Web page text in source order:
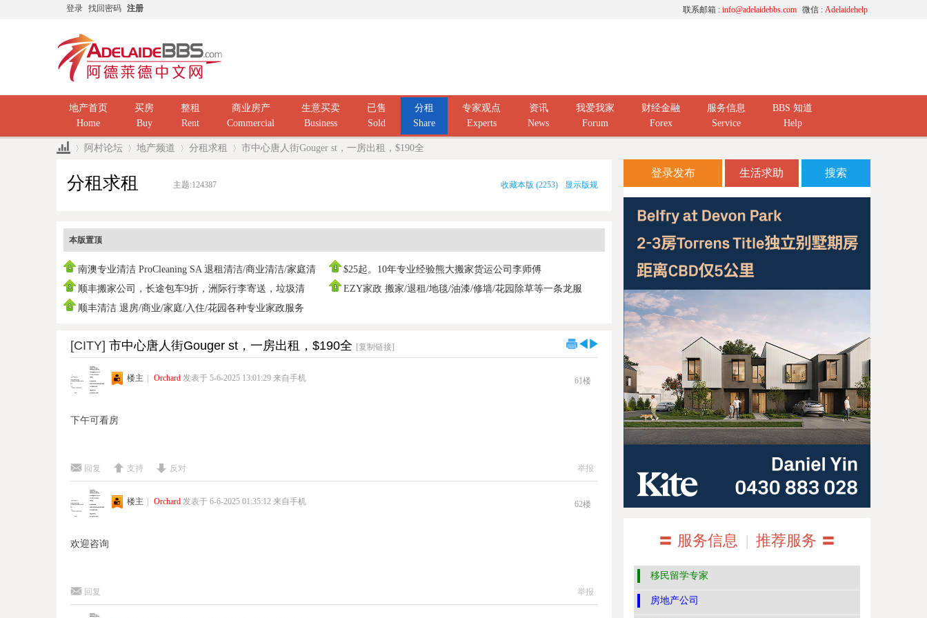
登录 找回密码 注册 微信 : Adelaidehelp
联系邮箱 : info@adelaidebbs.com
地产首页
Home
买房
Buy
整租
Rent
商业房产
Commercial
生意买卖
Business
已售
Sold
分租
Share
专家观点
Experts
资讯
News
我爱我家
Forum
财经金融
Forex
服务信息
Service
BBS 知道
Help
阿村论坛 地产频道 分租求租 市中心唐人街Gouger st，一房出租，$190全
分租求租 主题:124387 显示版规
收藏本版 (2253)
本版置顶
南澳专业清洁 ProCleaning SA 退租清洁/商业清洁/家庭清
洁/ 民
$25起。10年专业经验熊大搬家货运公司李师傅
0437666808，寄存打
顺丰搬家公司，长途包车9折，洲际行李寄送，垃圾清
运，中国海运
EZY家政 搬家/退租/地毯/油漆/修墙/花园除草等一条龙服
顺丰清洁 退房/商业/家庭/入住/花园各种专业家政服务
[CITY] 市中心唐人街Gouger st，一房出租，$190全 [复制链接]
61楼
楼主 | Orchard 发表于 5-6-2025 13:01:29 来自手机
下午可看房
回复 支持 反对 举报
62楼
楼主 | Orchard 发表于 6-6-2025 01:35:12 来自手机
欢迎咨询
回复 举报
登录发布 生活求助 搜索
〓 服务信息 | 推荐服务 〓
移民留学专家
房地产公司